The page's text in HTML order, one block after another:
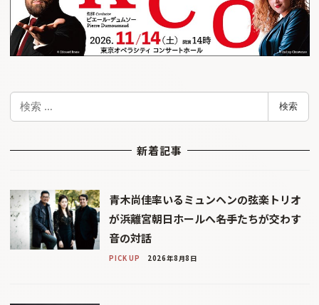
検
検索
新着記事
青木尚佳率いるミュンヘンの弦楽トリオ
が浜離宮朝日ホールへ――名手たちが交わす
音の対話
PICK UP 2026年8月8日